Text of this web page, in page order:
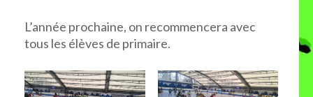
L’année prochaine, on recommencera avec
tous les élèves de primaire.